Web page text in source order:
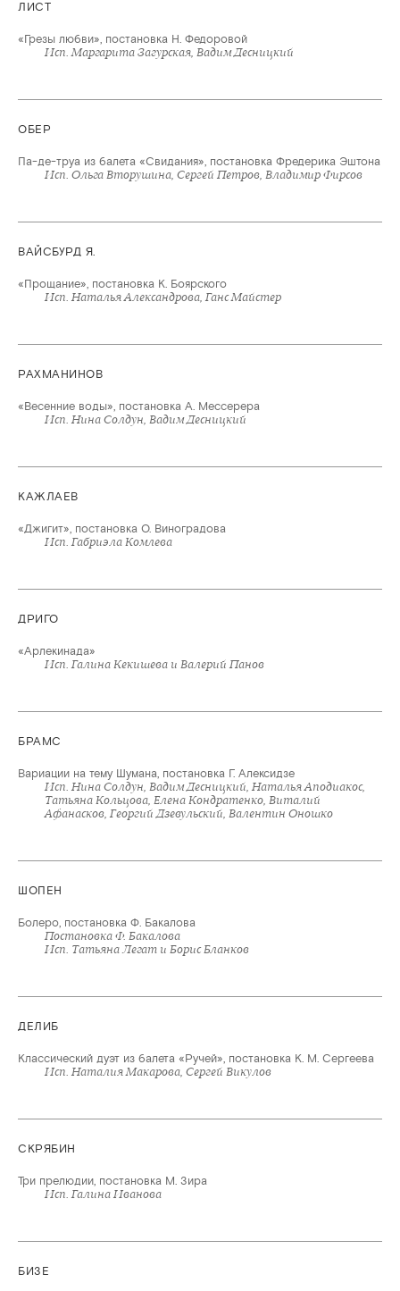
ЛИСТ
«Грезы любви», постановка Н. Федоровой
Исп. Маргарита Загурская, Вадим Десницкий
ОБЕР
Па-де-труа из балета «Свидания», постановка Фредерика Эштона
Исп. Ольга Вторушина, Сергей Петров, Владимир Фирсов
ВАЙСБУРД Я.
«Прощание», постановка К. Боярского
Исп. Наталья Александрова, Ганс Майстер
РАХМАНИНОВ
«Весенние воды», постановка А. Мессерера
Исп. Нина Солдун, Вадим Десницкий
КАЖЛАЕВ
«Джигит», постановка О. Виноградова
Исп. Габриэла Комлева
ДРИГО
«Арлекинада»
Исп. Галина Кекишева и Валерий Панов
БРАМС
Вариации на тему Шумана, постановка Г. Алексидзе
Исп. Нина Солдун, Вадим Десницкий, Наталья Аподиакос,
Татьяна Кольцова, Елена Кондратенко, Виталий
Афанасков, Георгий Дзевульский, Валентин Оношко
ШОПЕН
Болеро, постановка Ф. Бакалова
Постановка Ф. Бакалова
Исп. Татьяна Легат и Борис Бланков
ДЕЛИБ
Классический дуэт из балета «Ручей», постановка К. М. Сергеева
Исп. Наталия Макарова, Сергей Викулов
СКРЯБИН
Три прелюдии, постановка М. Зира
Исп. Галина Иванова
БИЗЕ